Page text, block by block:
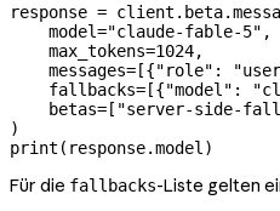
response =
    model
="claude-fable-5" ,
    max_tokens
=1024,
    messages
= [{"role" :
    fallbacks
= [{"model" :
    betas
= [ "server-side-
)
print (response.model)
Für die fallbacks-Liste gelten